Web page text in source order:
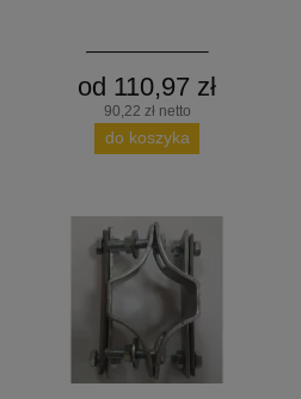
od 110,97 zł
90,22 zł netto
do koszyka